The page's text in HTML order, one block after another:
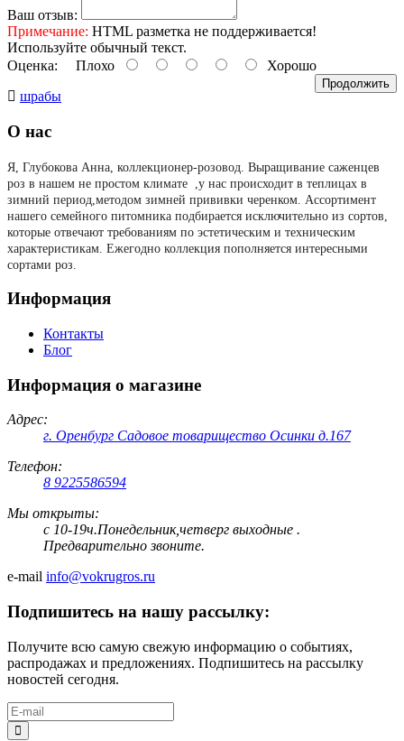
Ваш отзыв:
Примечание: HTML разметка не поддерживается!
Используйте обычный текст.
Оценка: Плохо Хорошо
Продолжить
шрабы
О нас
Я, Глубокова Анна, коллекционер-розовод. Выращивание саженцев
роз в нашем не простом климате ,у нас происходит в теплицах в
зимний период,методом зимней прививки черенком. Ассортимент
нашего семейного питомника подбирается исключительно из сортов,
которые отвечают требованиям по эстетическим и техническим
характеристикам. Ежегодно коллекция пополняется интересными
сортами роз.
Информация
Контакты
Блог
Информация о магазине
Адрес:
г. Оренбург Садовое товарищество Осинки д.167
Телефон:
8 9225586594
Мы открыты:
с 10-19ч.Понедельник,четверг выходные .
Предварительно звоните.
e-mail info@vokrugros.ru
Подпишитесь на нашу рассылку:
Получите всю самую свежую информацию о событиях,
распродажах и предложениях. Подпишитесь на рассылку
новостей сегодня.